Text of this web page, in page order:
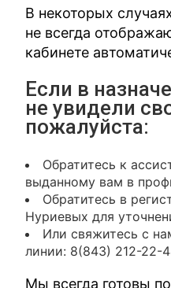
В некоторых
не всегда
кабинете
Если в
не увидели
пожалуйста:
Обратитесь к
выданному вам в
Обратитесь в
Нуриевых для
Или свяжитесь с
линии: 8(843) 212-22-
Мы всегда готовы